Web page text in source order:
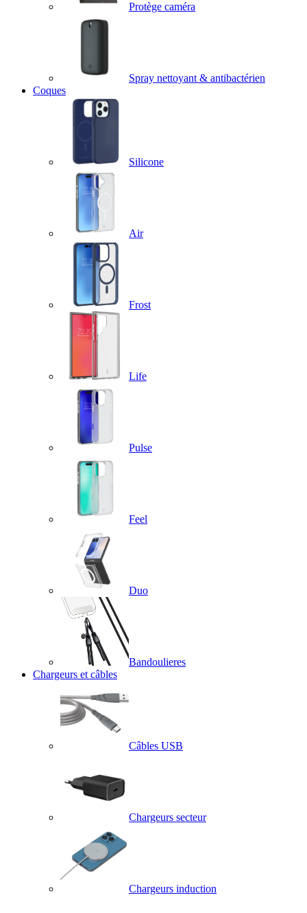
Protège caméra
Spray nettoyant & antibactérien
Coques
Silicone
Air
Frost
Life
Pulse
Feel
Duo
Bandoulieres
Chargeurs et câbles
Câbles USB
Chargeurs secteur
Chargeurs induction